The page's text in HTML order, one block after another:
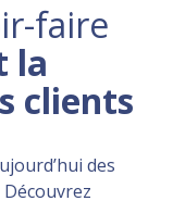
faire
la
clients
des